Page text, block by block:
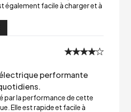
également facile à charger et à
performante
par la performance de cette
Elle est rapide et facile à